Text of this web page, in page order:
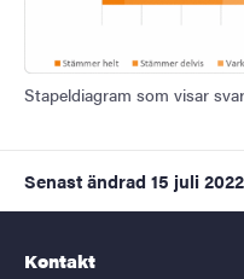
Stapeldiagram som visar
Senast ändrad 15 juli 2022
Kontakt